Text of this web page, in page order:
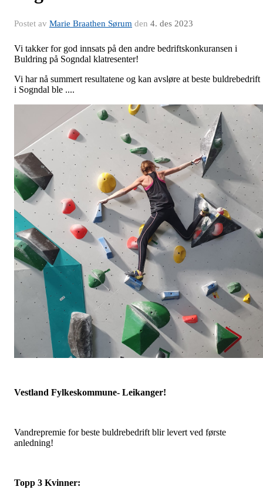
Postet av Marie Braathen Sørum den 4. des 2023
Vi takker for god innsats på den andre bedriftskonkuransen i
Buldring på Sogndal klatresenter!
Vi har nå summert resultatene og kan avsløre at beste buldrebedrift
i Sogndal ble ....
Vestland Fylkeskommune- Leikanger!
Vandrepremie for beste buldrebedrift blir levert ved første
anledning!
Topp 3 Kvinner: